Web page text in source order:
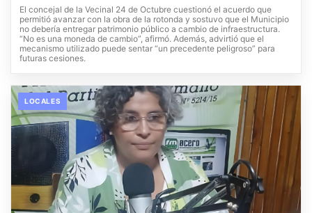
El concejal de la Vecinal 24 de Octubre cuestionó el acuerdo que
permitió avanzar con la obra de la rotonda y sostuvo que el Municipio
no debería entregar patrimonio público a cambio de infraestructura.
“No es una moneda de cambio”, afirmó. Además, advirtió que el
mecanismo utilizado puede sentar “un precedente peligroso” para
futuras cesiones.
LOCALES